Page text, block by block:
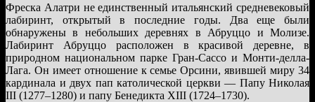
Фреска Алатри не единственный итальянский средневековый
лабиринт, открытый в последние годы. Два еще были
обнаружены в небольших деревнях в Абруццо и Молизе.
Лабиринт Абруццо расположен в красивой деревне, в
природном национальном парке Гран-Сассо и Монти-делла-
Лага. Он имеет отношение к семье Орсини, явившей миру 34
кардинала и двух пап католической церкви — Папу Николая
III (1277–1280) и папу Бенедикта XIII (1724–1730).